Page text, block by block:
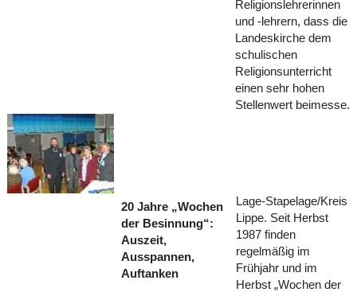
Religionslehrerinnen
und -lehrern, dass die
Landeskirche dem
schulischen
Religionsunterricht
einen sehr hohen
Stellenwert beimesse.
20 Jahre „Wochen
der Besinnung“:
Auszeit,
Ausspannen,
Auftanken
Lage-Stapelage/Kreis
Lippe. Seit Herbst
1987 finden
regelmäßig im
Frühjahr und im
Herbst „Wochen der